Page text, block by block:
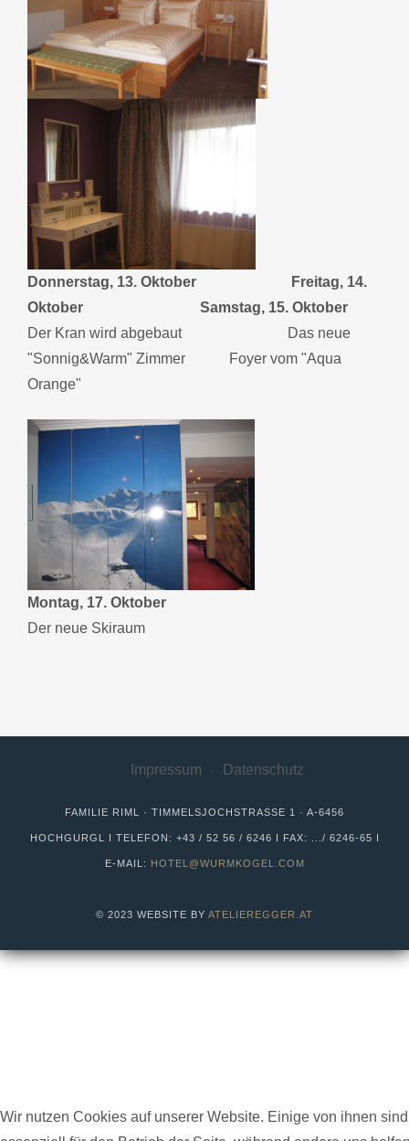
Donnerstag, 13. Oktober Freitag, 14.
Oktober Samstag, 15. Oktober
Der Kran wird abgebaut Das neue
"Sonnig&Warm" Zimmer Foyer vom "Aqua
Orange"
Montag, 17. Oktober
Der neue Skiraum
Impressum Datenschutz
FAMILIE RIML · TIMMELSJOCHSTRASSE 1 · A-6456 H
OCHGURGL I TELEFON: +43 / 52 56 / 6246 I FAX: .../ 6246-65 I
E-MAIL: HOTEL@WURMKOGEL.COM
© 2023 WEBSITE BY ATELIEREGGER.AT
Wir nutzen Cookies auf unserer Website. Einige von ihnen sind